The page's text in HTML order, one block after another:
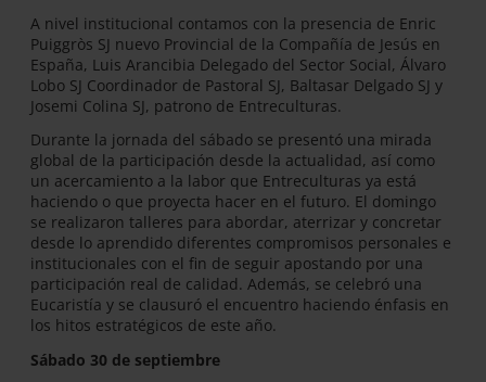
A nivel institucional contamos con la presencia de Enric
Puiggròs SJ nuevo Provincial de la Compañía de Jesús en
España, Luis Arancibia Delegado del Sector Social, Álvaro
Lobo SJ Coordinador de Pastoral SJ, Baltasar Delgado SJ y
Josemi Colina SJ, patrono de Entreculturas.
Durante la jornada del sábado se presentó una mirada
global de la participación desde la actualidad, así como
un acercamiento a la labor que Entreculturas ya está
haciendo o que proyecta hacer en el futuro. El domingo
se realizaron talleres para abordar, aterrizar y concretar
desde lo aprendido diferentes compromisos personales e
institucionales con el fin de seguir apostando por una
participación real de calidad. Además, se celebró una
Eucaristía y se clausuró el encuentro haciendo énfasis en
los hitos estratégicos de este año.
Sábado 30 de septiembre